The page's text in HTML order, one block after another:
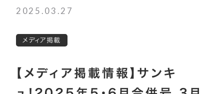
2025.03.27
メディア掲載
【メディア掲載情報】サンキ